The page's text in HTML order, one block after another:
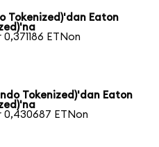
Tokenized)'dan Eaton
ETNon
Tokenized)'dan Eaton
0,430687 ETNon